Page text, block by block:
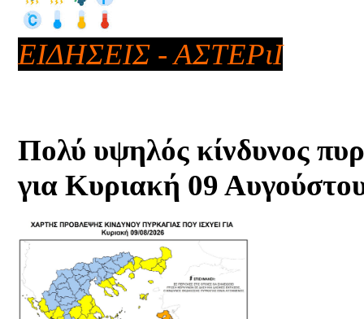
ΕΙΔΗΣΕΙΣ - ΑΣΤΕΡιΙ
Πολύ υψηλός κίνδυνος
για Κυριακή 09